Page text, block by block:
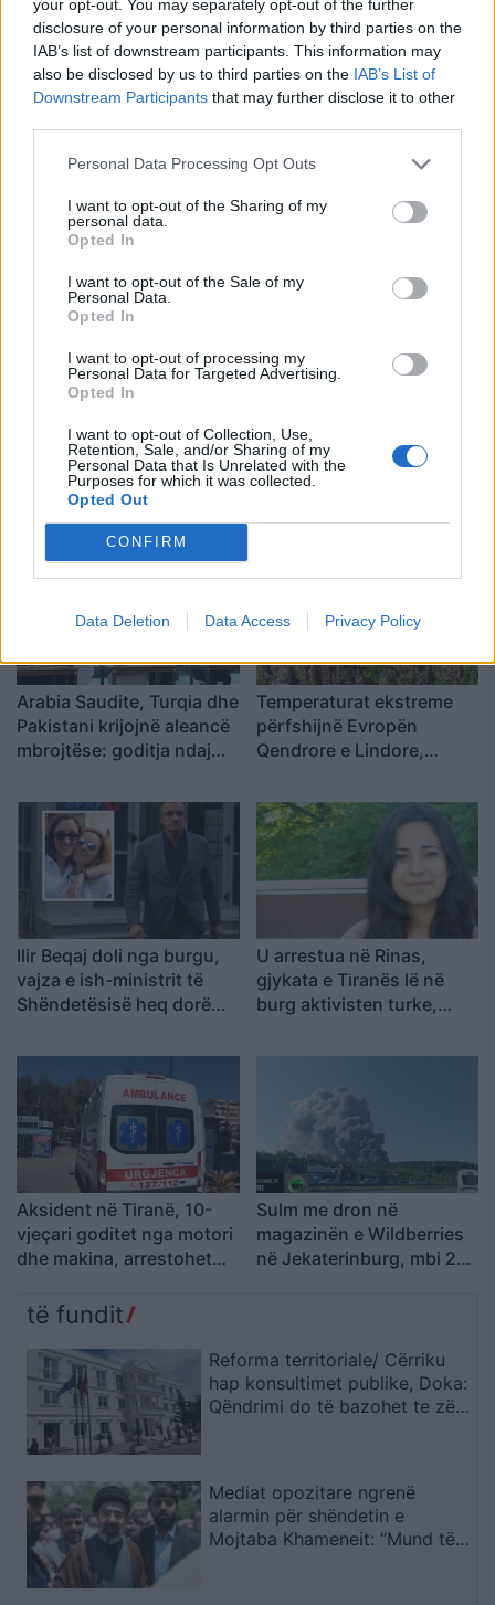
your opt-out. You may separately opt-out of the further
disclosure of your personal information by third parties on the
IAB’s list of downstream participants. This information may
also be disclosed by us to third parties on the IAB’s List of
Downstream Participants that may further disclose it to other
Personal Data Processing Opt Outs
I want to opt-out of the Sharing of my
personal data.
Opted In
I want to opt-out of the Sale of my
Personal Data.
Opted In
I want to opt-out of processing my
Personal Data for Targeted Advertising.
Opted In
I want to opt-out of Collection, Use,
Retention, Sale, and/or Sharing of my
Personal Data that Is Unrelated with the
Purposes for which it was collected.
Opted Out
CONFIRM
Data Deletion Data Access Privacy Policy
Shtuarmë 16.11.2022 08:53
Tags:
bashkia e tiranes , gare ,
ilir
alimehmeti
, Partia demokratike ,
Primaret e
PD
Reforma territoriale/
Cërriku hap konsultimet
publike, Doka: Qëndrimi
do të bazohet te zëri i
qytetarëve, jo te
përplasjet politike
Mediat opozitare ngrenë
alarmin për shëndetin e
“Mund të ndërrojë jetë në
Arabia Saudite, Turqia dhe
Pakistani krijojnë aleancë
mbrojtëse: goditja ndaj
ndaj të treve
Temperaturat ekstreme
përfshijnë Evropën
Qendrore e Lindore,
dhe Polonia përballet me
probleme energjetike
Ilir Beqaj doli nga burgu,
vajza e ish-ministrit të
Shëndetësisë heq dorë
U arrestua në Rinas,
gjykata e Tiranës lë në
burg aktivisten turke,
Aksident në Tiranë, 10-
vjeçari goditet nga motori
dhe makina, arrestohet
shoferi që iku
Sulm me dron në
magazinën e Wildberries
në Jekaterinburg, mbi 2
të fundit
Reforma territoriale/ Cërriku
hap konsultimet publike, Doka:
Qëndrimi do të bazohet te zëri
Mediat opozitare ngrenë
alarmin për shëndetin e
Mojtaba Khameneit: “Mund të